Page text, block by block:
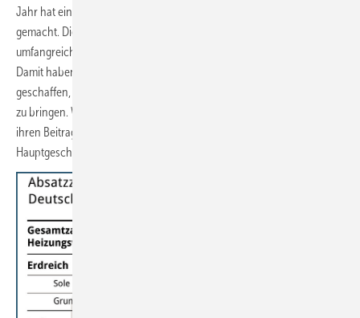
Jahr hat eindrucksvoll die Leistungsfähigkeit der Branche deutlich
gemacht. Die Industrie hat ihre Hausaufgaben erledigt und
umfangreiche Investitionen in neue Fertigungskapazitäten getätigt.
Damit haben wir die Voraussetzungen für die politische Zielsetzung
geschaffen, 500 000 Wärmepumpen pro Jahr ab 2024 in den Markt
zu bringen. Wir würden uns wünschen, dass die Bundesregierung
ihren Beitrag zu dem selbstgesteckten Ziel ebenso erfüllt“, erklärt BDH-
Hauptgeschäftsführer Markus Staudt.